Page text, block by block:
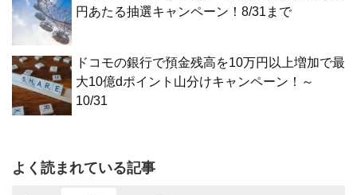
円あたる抽選キャンペーン！8/31まで
ドコモの銀行で預金残高を10万円以上増加で最
大10億dポイント山分けキャンペーン！～
10/31
よく読まれている記事